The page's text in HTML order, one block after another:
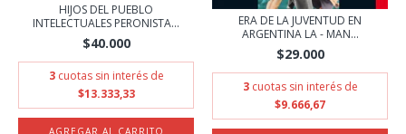
HIJOS DEL PUEBLO
INTELECTUALES PERONISTA...
$40.000
3 cuotas sin interés de
$13.333,33
ERA DE LA JUVENTUD EN
ARGENTINA LA - MAN...
$29.000
3 cuotas sin interés de
$9.666,67